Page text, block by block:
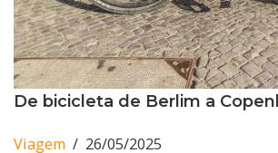
De bicicleta de Berlim a
Viagem 26/05/2025